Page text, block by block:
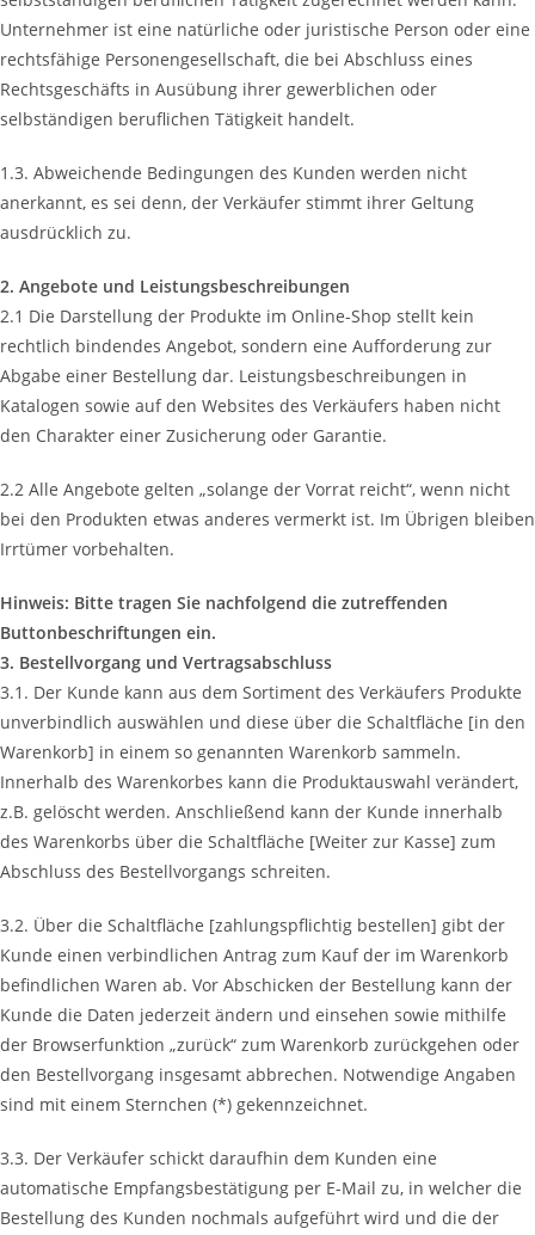
Unternehmer ist eine natürliche oder juristische Person oder eine
rechtsfähige Personengesellschaft, die bei Abschluss eines
Rechtsgeschäfts in Ausübung ihrer gewerblichen oder
selbständigen beruflichen Tätigkeit handelt.
1.3. Abweichende Bedingungen des Kunden werden nicht
anerkannt, es sei denn, der Verkäufer stimmt ihrer Geltung
ausdrücklich zu.
2. Angebote und Leistungsbeschreibungen
2.1 Die Darstellung der Produkte im Online-Shop stellt kein
rechtlich bindendes Angebot, sondern eine Aufforderung zur
Abgabe einer Bestellung dar. Leistungsbeschreibungen in
Katalogen sowie auf den Websites des Verkäufers haben nicht
den Charakter einer Zusicherung oder Garantie.
2.2 Alle Angebote gelten „solange der Vorrat reicht“, wenn nicht
bei den Produkten etwas anderes vermerkt ist. Im Übrigen bleiben
Irrtümer vorbehalten.
Hinweis: Bitte tragen Sie nachfolgend die zutreffenden
Buttonbeschriftungen ein.
3. Bestellvorgang und Vertragsabschluss
3.1. Der Kunde kann aus dem Sortiment des Verkäufers Produkte
unverbindlich auswählen und diese über die Schaltfläche [in den
Warenkorb] in einem so genannten Warenkorb sammeln.
Innerhalb des Warenkorbes kann die Produktauswahl verändert,
z.B. gelöscht werden. Anschließend kann der Kunde innerhalb
des Warenkorbs über die Schaltfläche [Weiter zur Kasse] zum
Abschluss des Bestellvorgangs schreiten.
3.2. Über die Schaltfläche [zahlungspflichtig bestellen] gibt der
Kunde einen verbindlichen Antrag zum Kauf der im Warenkorb
befindlichen Waren ab. Vor Abschicken der Bestellung kann der
Kunde die Daten jederzeit ändern und einsehen sowie mithilfe
der Browserfunktion „zurück“ zum Warenkorb zurückgehen oder
den Bestellvorgang insgesamt abbrechen. Notwendige Angaben
sind mit einem Sternchen (*) gekennzeichnet.
3.3. Der Verkäufer schickt daraufhin dem Kunden eine
automatische Empfangsbestätigung per E-Mail zu, in welcher die
Bestellung des Kunden nochmals aufgeführt wird und die der